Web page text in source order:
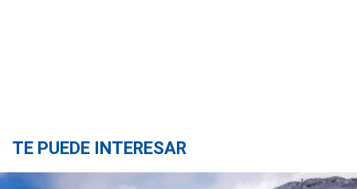
TE PUEDE INTERESAR